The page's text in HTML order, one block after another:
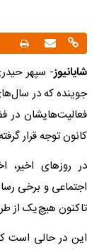
شایانیوز- سپهر
جوینده که در
فعالیت‌هایشان در
کانون توجه قرار
در روزهای اخیر،
اجتماعی و برخی
تاکنون هیچ‌یک از
این در حالی است